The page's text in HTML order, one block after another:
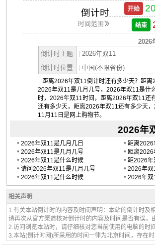
倒计时
时间范围
开始
结束
2026
倒计时主题
2026年双11
倒计时位置
中国(不限省份)
距离2026年双11倒计时还有多少天？距
2026年双11是几月几号，2026年双11是什
时，2026年双11时间，距离2026年双11还
还有多少天，距离2026年双11还有多少天
11月11日是网上购物节。
2026年
• 2026年双11是几月几日
• 2026年双11是几月几号
• 2026年双11是什么时候
• 请问2026年双11是几月几号
• 2026年双11是什么时候
• 距离2026
• 距离2026
• 距2026年
• 2026年双
• 2026年双
相关声明
1.有关本站倒计时的内容及时间声明：本站的倒计时
请再次从官方渠道核对倒计时的内容及时间是否有误
2.访问浏览本站时，请仔细核对您当前使用的电脑的时
3.本站(倒计时网)所采用的时间一律为北京时间，存在